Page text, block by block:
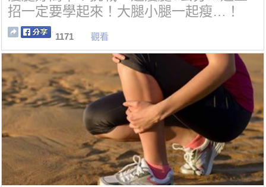
招一定要學起來！大腿小腿一起瘦…！
1171 觀看